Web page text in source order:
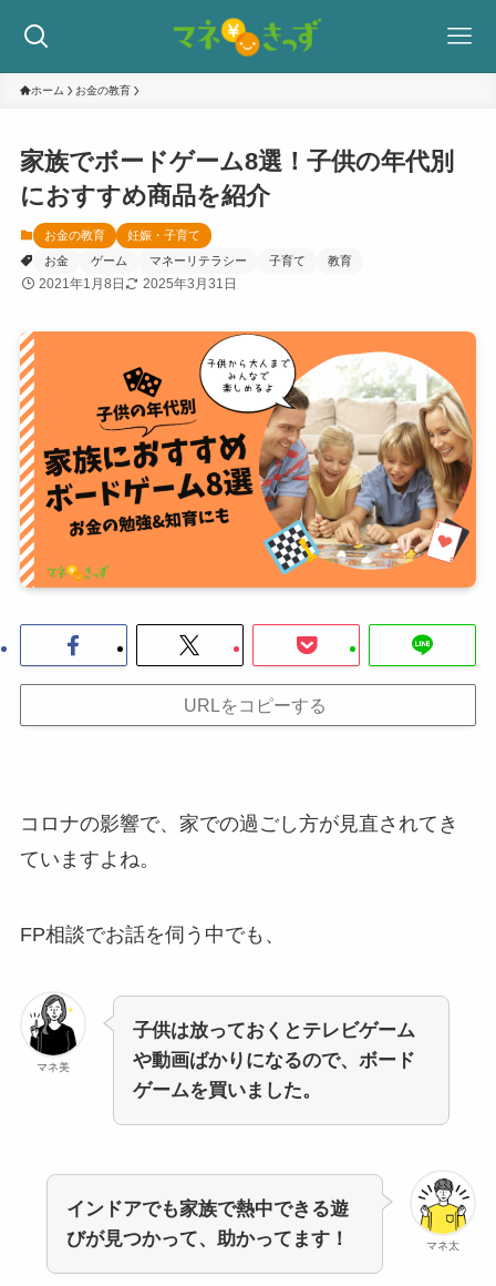
ホーム お金の教育
家族でボードゲーム8選！子供の年代別
におすすめ商品を紹介
お金の教育
妊娠・子育て
お金
ゲーム マネーリテラシー 子育て 教育
2021年1月8日 2025年3月31日
URLをコピーする
コロナの影響で、家での過ごし方が見直されてき
ていますよね。
FP相談でお話を伺う中でも、
マネ美
子供は放っておくとテレビゲーム
や動画ばかりになるので、ボード
ゲームを買いました。
マネ太
インドアでも家族で熱中できる遊
びが見つかって、助かってます！